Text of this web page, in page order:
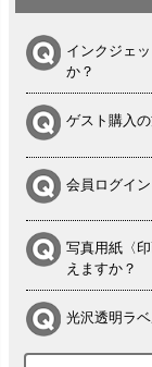
インクジェ
か？
ゲスト購入
会員ログイ
写真用紙〈
えますか？
光沢透明ラ